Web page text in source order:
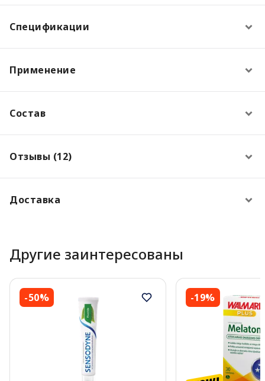
Спецификации
Применение
Состав
Отзывы (12)
Доставка
Другие заинтересованы
-50% -19%